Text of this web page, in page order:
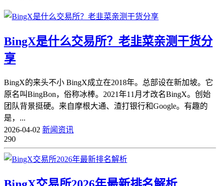
BingX是什么交易所？老韭菜亲测干货分
享
BingX的来头不小 BingX成立在2018年。总部设在新加坡。它
原名叫BingBon，俗称冰棒。2021年11月才改名BingX。创始
团队背景挺硬。来自摩根大通、渣打银行和Google。有趣的
是，...
2026-04-02 新闻资讯
290